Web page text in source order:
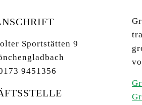
Sportstätten 9
9451356